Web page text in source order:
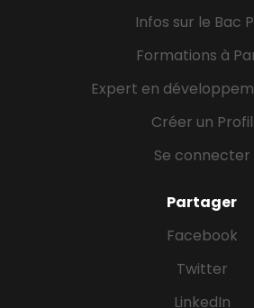
Infos sur le Bac
Formations à
Expert en
Créer un Profil
Se connecter
Partager
Facebook
Twitter
LinkedIn